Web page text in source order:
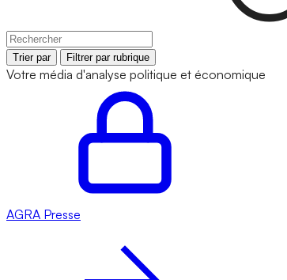
Trier par Filtrer par rubrique
Votre média d'analyse politique et économique
AGRA Presse